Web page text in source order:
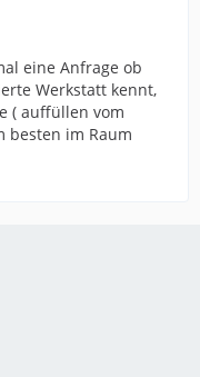
eine Anfrage ob
Werkstatt kennt,
( auffüllen vom
besten im Raum